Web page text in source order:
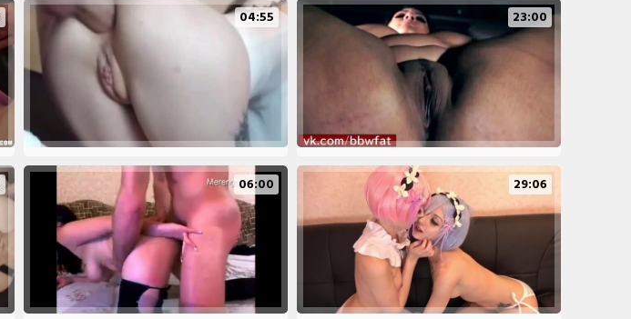
04:55 23:00
06:00 29:06